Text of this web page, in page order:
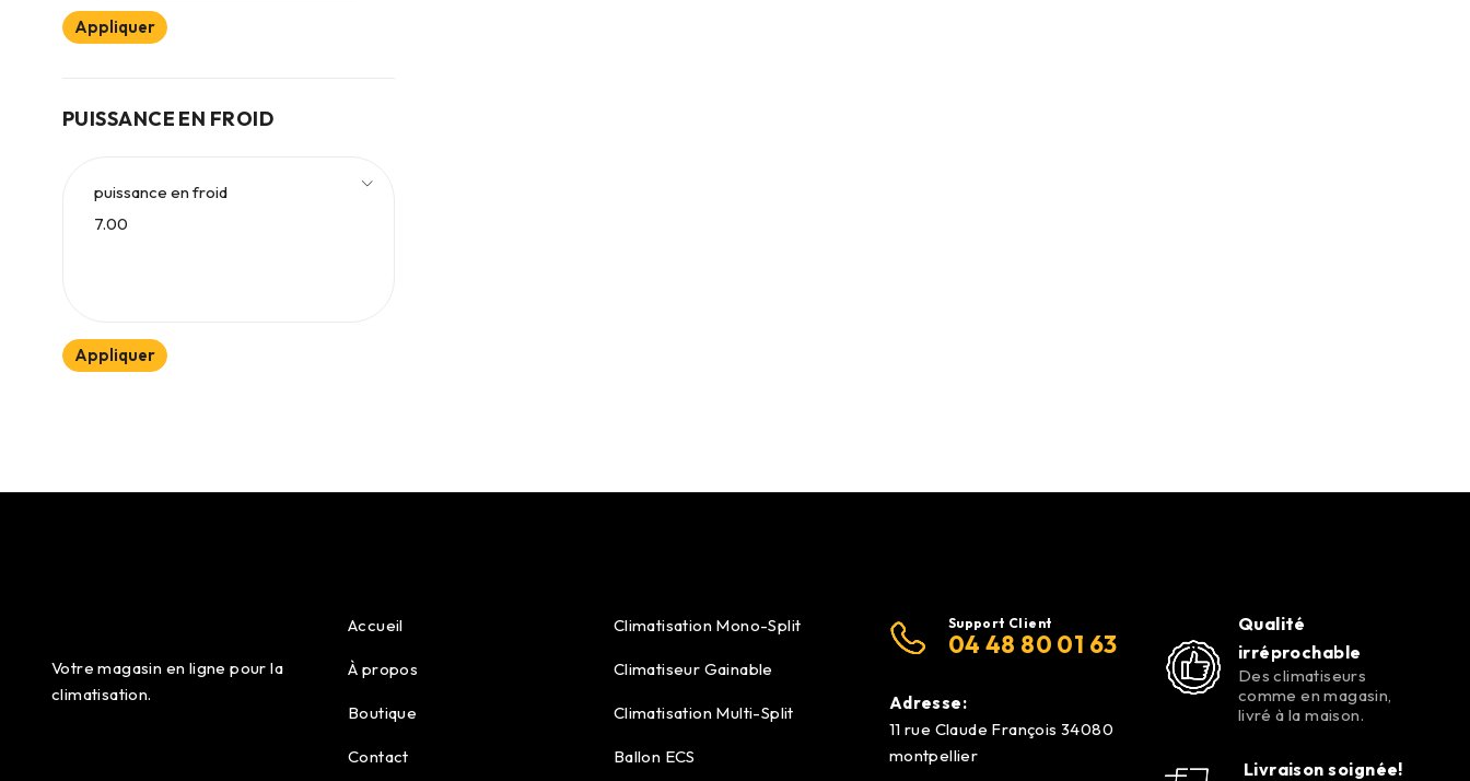
Appliquer
PUISSANCE EN FROID
Appliquer
Votre magasin en ligne pour la
climatisation.
Accueil
À propos
Boutique
Contact
Climatisation Mono-Split
Climatiseur Gainable
Climatisation Multi-Split
Ballon ECS
Support Client
04 48 80 01 63
Adresse:
11 rue Claude François 34080
montpellier
Qualité
irréprochable
Des climatiseurs
comme en magasin,
livré à la maison.
Livraison soignée!